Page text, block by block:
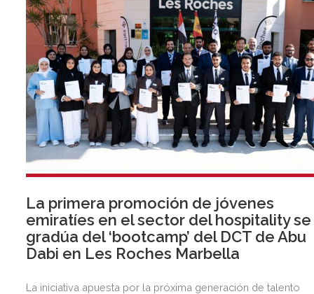
La primera promoción de jóvenes
emiratíes en el sector del hospitality se
gradúa del ‘bootcamp’ del DCT de Abu
Dabi en Les Roches Marbella
La iniciativa apuesta por la próxima generación de talento